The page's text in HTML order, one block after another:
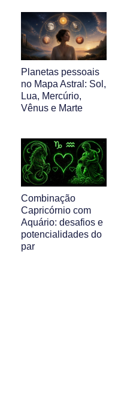
Planetas pessoais
no Mapa Astral: Sol,
Lua, Mercúrio,
Vênus e Marte
Combinação
Capricórnio com
Aquário: desafios e
potencialidades do
par